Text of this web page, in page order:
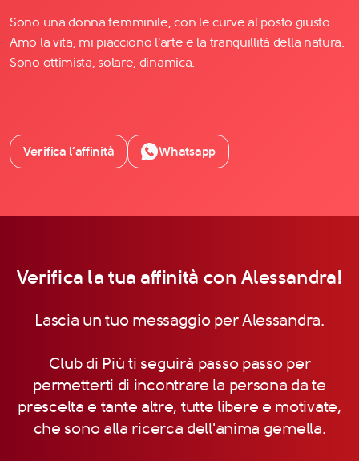
Sono una donna femminile, con le curve al posto giusto.
Amo la vita, mi piacciono l'arte e la tranquillità della natura.
Sono ottimista, solare, dinamica.
Verifica l’affinità Whatsapp
Verifica la tua affinità con Alessandra!
Lascia un tuo messaggio per Alessandra.
Club di Più ti seguirà passo passo per
permetterti di incontrare la persona da te
prescelta e tante altre, tutte libere e motivate,
che sono alla ricerca dell'anima gemella.